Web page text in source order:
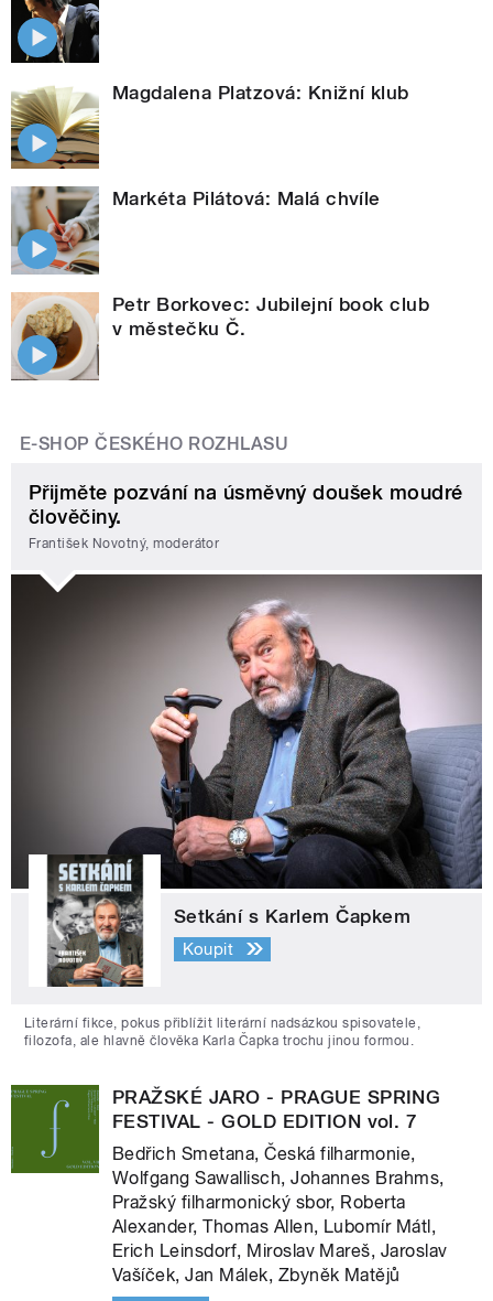
Magdalena Platzová: Knižní klub
Markéta Pilátová: Malá chvíle
Petr Borkovec: Jubilejní book club
v městečku Č.
E-SHOP ČESKÉHO ROZHLASU
Přijměte pozvání na úsměvný doušek moudré
člověčiny.
František Novotný, moderátor
Setkání s Karlem Čapkem
Koupit
Literární fikce, pokus přiblížit literární nadsázkou spisovatele,
filozofa, ale hlavně člověka Karla Čapka trochu jinou formou.
PRAŽSKÉ JARO - PRAGUE SPRING
FESTIVAL - GOLD EDITION vol. 7
Bedřich Smetana, Česká filharmonie,
Wolfgang Sawallisch, Johannes Brahms,
Pražský filharmonický sbor, Roberta
Alexander, Thomas Allen, Lubomír Mátl,
Erich Leinsdorf, Miroslav Mareš, Jaroslav
Vašíček, Jan Málek, Zbyněk Matějů